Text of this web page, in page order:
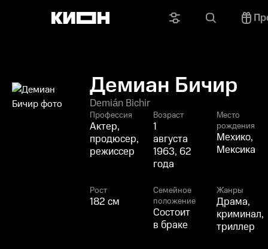
Демиан Бичир
Demián Bichir
Профессия
Актер,
продюсер,
режиссер
Возраст
1
августа
1963, 62
года
Место
рождения
Мехико,
Мексика
Рост
182 см
Семейное
положение
Состоит
в браке
Жанры
Драма,
криминал,
триллер